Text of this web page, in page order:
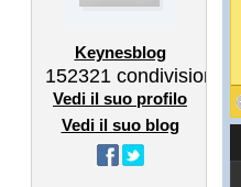
Keynesblog
152321 condivisioni
Vedi il suo profilo
Vedi il suo blog